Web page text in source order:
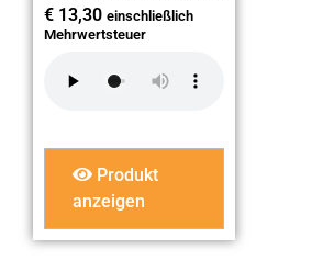
€ 13,30 einschließlich
Mehrwertsteuer
Produkt
anzeigen